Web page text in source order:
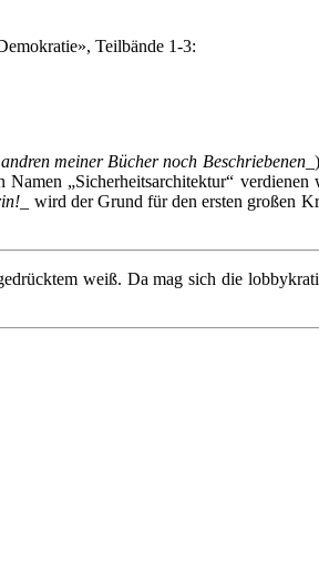
Teilbände 1-3:
meiner Bücher noch Beschriebenen
Namen „Sicherheitsarchitektur“
_ wird der Grund für den ersten großen
weiß. Da mag sich die